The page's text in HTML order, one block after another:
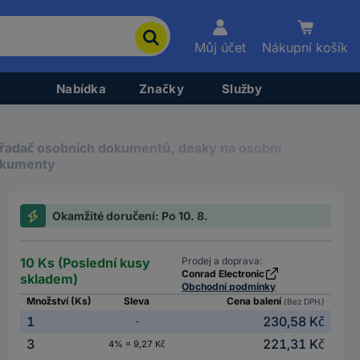
Můj účet Nákupní košík
Nabídka Značky Služby
osobních dokumentů, desky na osobní
Okamžité doručení: Po 10. 8.
10 Ks (Poslední kusy
skladem)
Prodej a doprava:
Conrad Electronic
Obchodní podmínky
Množství (Ks)
Sleva Cena balení (Bez DPH.)
1 -
230,58 Kč
3
4% = 9,27 Kč 221,31 Kč